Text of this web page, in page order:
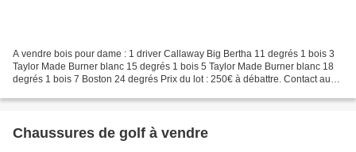
A vendre bois pour dame : 1 driver Callaway Big Bertha 11 degrés 1 bois 3
Taylor Made Burner blanc 15 degrés 1 bois 5 Taylor Made Burner blanc 18
degrés 1 bois 7 Boston 24 degrés Prix du lot : 250€ à débattre. Contact au
Chaussures de golf à vendre